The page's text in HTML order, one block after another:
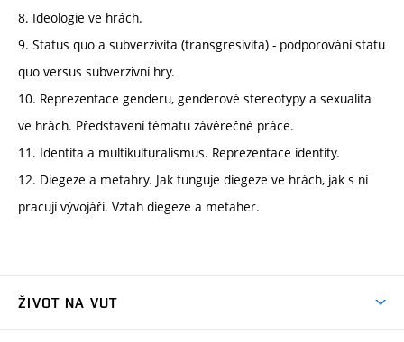
8. Ideologie ve hrách.
9. Status quo a subverzivita (transgresivita) - podporování statu
quo versus subverzivní hry.
10. Reprezentace genderu, genderové stereotypy a sexualita
ve hrách. Představení tématu závěrečné práce.
11. Identita a multikulturalismus. Reprezentace identity.
12. Diegeze a metahry. Jak funguje diegeze ve hrách, jak s ní
pracují vývojáři. Vztah diegeze a metaher.
ŽIVOT NA VUT